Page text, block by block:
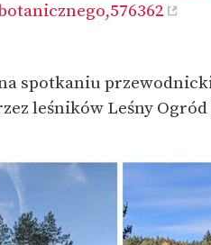
spotkaniu
leśników Leśny